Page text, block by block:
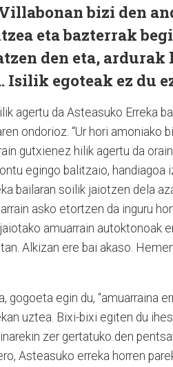
bizi den
eta bazterrak
den eta, ardurak
egoteak ez du
agertu da Asteasuko Erreka
ondorioz. “Ur hori amoniako
gutxienez hilik agertu da
egingo balitzaio, handiagoa
bailaran soilik jaiotzen dela
asko etortzen da inguru
amuarrain autoktonoak
Alkizan ere bai akaso.
gogoeta egin du, “amuarraina
uztea. Bixi-bixi egiten du
zer gertatuko den
Asteasuko erreka horren